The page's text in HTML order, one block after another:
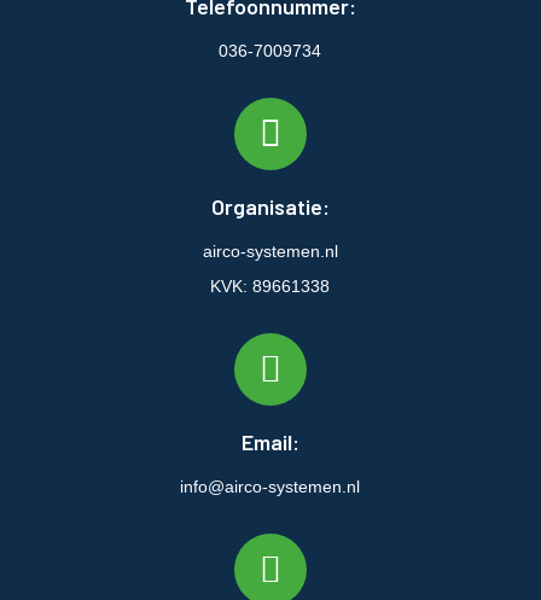
Telefoonnummer:
036-7009734
Organisatie:
airco-systemen.nl
KVK: 89661338
Email:
info@airco-systemen.nl